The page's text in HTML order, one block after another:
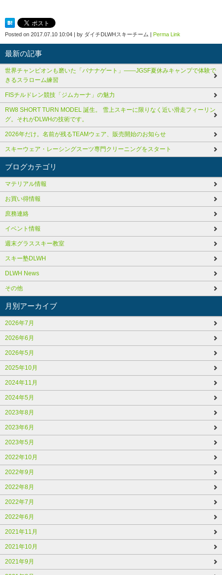
Posted on 2017.07.10 10:04 by ダイチDLWHスキーチーム Perma Link
最新の記事
世界チャンピオンも磨いた「バナナゲート」――JGSF夏休みキャンプで体験で
きるスラローム練習
FISチルドレン競技「ジムカーナ」の魅力
RW8 SHORT TURN MODEL 誕生。 雪上スキーに限りなく近い滑走フィーリン
グ。それがDLWHの技術です。
2026年だけ。名前が残るTEAMウェア、販売開始のお知らせ
スキーウェア・レーシングスーツ専門クリーニングをスタート
ブログカテゴリ
マテリアル情報
お買い得情報
庶務連絡
イベント情報
週末グラススキー教室
スキー塾DLWH
DLWH News
その他
月別アーカイブ
2026年7月
2026年6月
2026年5月
2025年10月
2024年11月
2024年5月
2023年8月
2023年6月
2023年5月
2022年10月
2022年9月
2022年8月
2022年7月
2022年6月
2021年11月
2021年10月
2021年9月